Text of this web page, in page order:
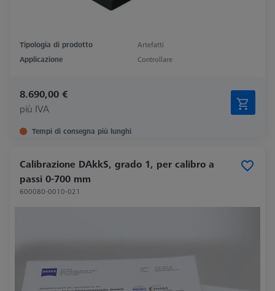
Tipologia di prodotto
Artefatti
Applicazione
Controllare
8.690,00 €
più IVA
Tempi di consegna più lunghi
Calibrazione DAkkS, grado 1, per calibro a
passi 0-700 mm
600080-0010-021